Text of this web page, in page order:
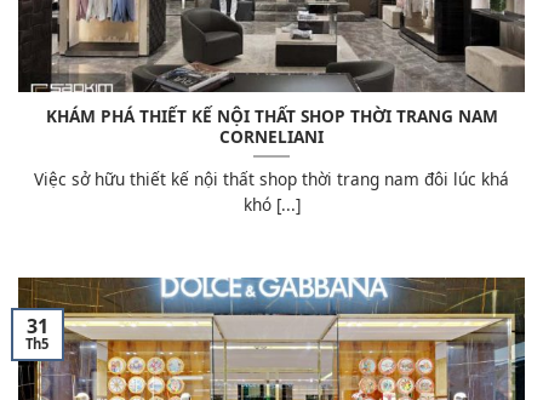
KHÁM PHÁ THIẾT KẾ NỘI THẤT SHOP THỜI TRANG NAM
CORNELIANI
Việc sở hữu thiết kế nội thất shop thời trang nam đôi lúc khá
khó [...]
31
Th5